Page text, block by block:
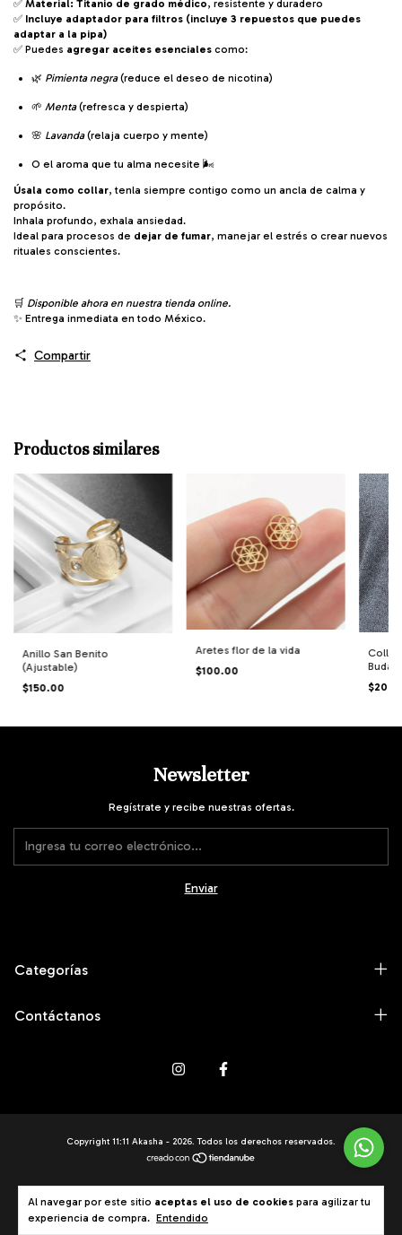
Al navegar por este sitio aceptas el uso de cookies para agilizar tu
experiencia de compra. Entendido
✅ Material: Titanio de grado médico, resistente y duradero
✅ Incluye adaptador para filtros (incluye 3 repuestos que puedes
adaptar a la pipa)
✅ Puedes agregar aceites esenciales como:
🌿 Pimienta negra(reduce el deseo de nicotina)
🌱 Menta(refresca y despierta)
🌸 Lavanda(relaja cuerpo y mente)
O el aroma que tu alma necesite 🌬️
Úsala como collar, tenla siempre contigo como un ancla de calma y
propósito.
Inhala profundo, exhala ansiedad.
Ideal para procesos de dejar de fumar, manejar el estrés o crear nuevos
rituales conscientes.
🛒 Disponible ahora en nuestra tienda online.
✨ Entrega inmediata en todo México.
Compartir
Productos similares
Anillo San Benito
(Ajustable)
$150.00
Aretes flor de la vida
$100.00
Collar
Buda
Newsletter
Regístrate y recibe nuestras ofertas.
Categorías
Contáctanos
Copyright 11:11 Akasha - 2026. Todos los derechos reservados.